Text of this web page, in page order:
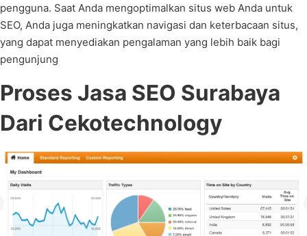
pengguna. Saat Anda mengoptimalkan situs web Anda untuk
SEO, Anda juga meningkatkan navigasi dan keterbacaan situs,
yang dapat menyediakan pengalaman yang lebih baik bagi
pengunjung
Proses Jasa SEO Surabaya
Dari Cekotechnology